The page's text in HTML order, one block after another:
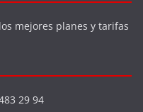
mejores planes y tarifas
29 94